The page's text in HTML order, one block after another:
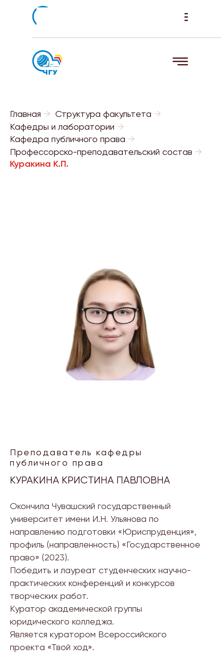
Главная → Структура факультета →
Кафедры и лаборатории →
Кафедра публичного права →
Профессорско-преподавательский состав →
Куракина К.П.
Преподаватель кафедры
публичного права
КУРАКИНА КРИСТИНА ПАВЛОВНА
Окончила Чувашский государственный
университет имени И.Н. Ульянова по
направлению подготовки «Юриспруденция»,
профиль (направленность) «Государственное
право» (2023).
Победить и лауреат студенческих научно-
практических конференций и конкурсов
творческих работ.
Куратор академической группы
юридического колледжа.
Является куратором Всероссийского
проекта «Твой ход».